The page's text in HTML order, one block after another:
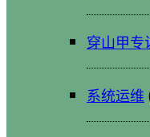
穿山甲专
系统运维